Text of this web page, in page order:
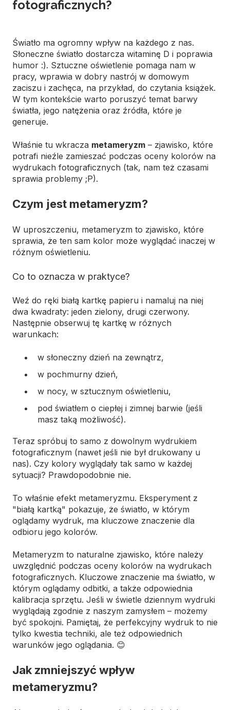
fotograficznych?
Światło ma ogromny wpływ na każdego z nas.
Słoneczne światło dostarcza witaminę D i poprawia
humor :). Sztuczne oświetlenie pomaga nam w
pracy, wprawia w dobry nastrój w domowym
zaciszu i zachęca, na przykład, do czytania książek.
W tym kontekście warto poruszyć temat barwy
światła, jego natężenia oraz źródła, które je
generuje.
Właśnie tu wkracza metameryzm – zjawisko, które
potrafi nieźle zamieszać podczas oceny kolorów na
wydrukach fotograficznych (tak, nam też czasami
sprawia problemy ;P).
Czym jest metameryzm?
W uproszczeniu, metameryzm to zjawisko, które
sprawia, że ten sam kolor może wyglądać inaczej w
różnym oświetleniu.
Co to oznacza w praktyce?
Weź do ręki białą kartkę papieru i namaluj na niej
dwa kwadraty: jeden zielony, drugi czerwony.
Następnie obserwuj tę kartkę w różnych
warunkach:
w słoneczny dzień na zewnątrz,
w pochmurny dzień,
w nocy, w sztucznym oświetleniu,
pod światłem o ciepłej i zimnej barwie (jeśli
masz taką możliwość).
Teraz spróbuj to samo z dowolnym wydrukiem
fotograficznym (nawet jeśli nie był drukowany u
nas). Czy kolory wyglądały tak samo w każdej
sytuacji? Prawdopodobnie nie.
To właśnie efekt metameryzmu. Eksperyment z
"białą kartką" pokazuje, że światło, w którym
oglądamy wydruk, ma kluczowe znaczenie dla
odbioru jego kolorów.
Metameryzm to naturalne zjawisko, które należy
uwzględnić podczas oceny kolorów na wydrukach
fotograficznych. Kluczowe znaczenie ma światło, w
którym oglądamy odbitki, a także odpowiednia
kalibracja sprzętu. Jeśli w świetle dziennym wydruki
wyglądają zgodnie z naszym zamysłem – możemy
być spokojni. Pamiętaj, że perfekcyjny wydruk to nie
tylko kwestia techniki, ale też odpowiednich
warunków jego oglądania. 😊
Jak zmniejszyć wpływ
metameryzmu?